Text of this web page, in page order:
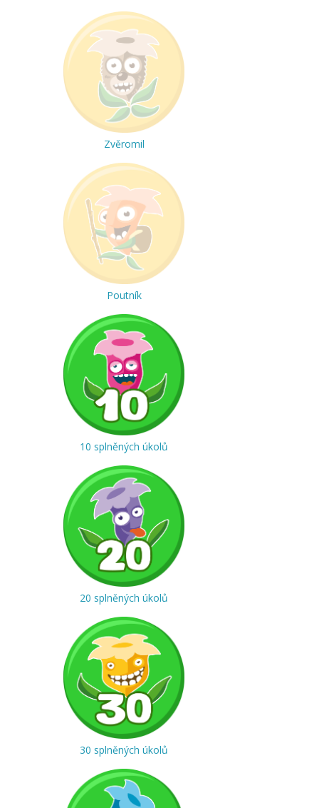
Zvěromil
Poutník
10 splněných úkolů
20 splněných úkolů
30 splněných úkolů